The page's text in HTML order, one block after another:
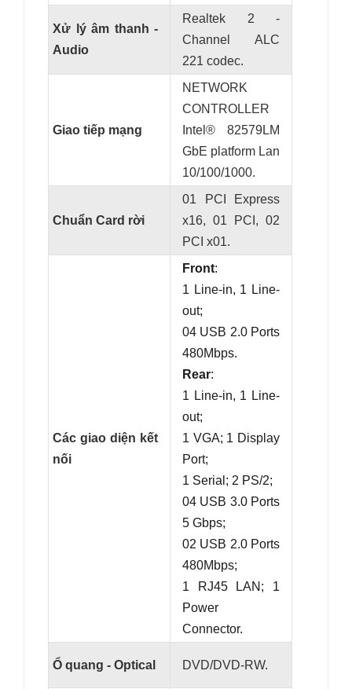
Xử lý âm thanh -
Audio
Realtek 2 -
Channel ALC
221 codec.
Giao tiếp mạng
NETWORK
CONTROLLER
Intel® 82579LM
GbE platform Lan
10/100/1000.
Chuẩn Card rời
01 PCI Express
x16, 01 PCI, 02
PCI x01.
Các giao diện kết
nối
Front:
1 Line-in, 1 Line-
out;
04 USB 2.0 Ports
480Mbps.
Rear:
1 Line-in, 1 Line-
out;
1 VGA; 1 Display
Port;
1 Serial; 2 PS/2;
04 USB 3.0 Ports
5 Gbps;
02 USB 2.0 Ports
480Mbps;
1 RJ45 LAN; 1
Power
Connector.
Ổ quang - Optical DVD/DVD-RW.